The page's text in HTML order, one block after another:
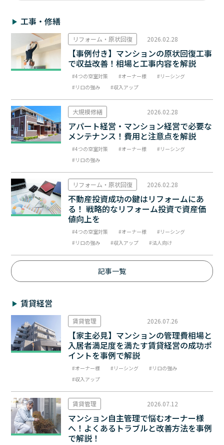
工事・修繕
リフォーム・原状回復 2026.02.28
【事例付き】マンションの原状回復工事
で収益改善！相場と工事内容を解説
4つの空室対策 オーナー様
リーシング
リロの強み
収入アップ
大規模修繕 2026.02.28
アパート経営・マンション経営で必要な
メンテナンス！費用と注意点を解説
4つの空室対策 オーナー様
リーシング
リロの強み
リフォーム・原状回復 2026.02.28
不動産投資成功の鍵はリフォームにあ
る！ 戦略的なリフォーム投資で資産価
値向上を
4つの空室対策 オーナー様
リーシング
リロの強み
収入アップ 法人向け
記事一覧
賃貸経営
賃貸管理 2026.07.26
【家主必見】マンションの管理費相場と
入居者満足度を満たす賃貸経営の成功ポ
イントを事例で解説
オーナー様 リーシング
リロの強み
収入アップ
賃貸管理 2026.07.12
マンション自主管理で悩むオーナー様
へ！よくあるトラブルと改善方法を事例
で解説！